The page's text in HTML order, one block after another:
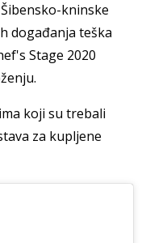
kninske
događanja teška
Stage 2020
koji su trebali
za kupljene